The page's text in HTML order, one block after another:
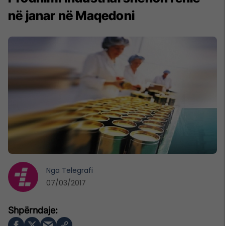
në janar në Maqedoni
Nga Telegrafi
07/03/2017